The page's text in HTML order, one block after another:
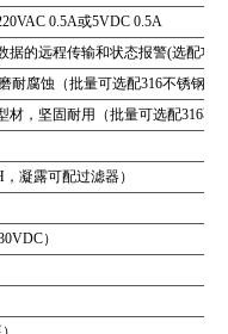
0.5A或5VDC 0.5A
据的远程传输和状态报警(选配功
耐腐蚀（批量可选配316不锈钢壳
材，坚固耐用（批量可选配316不
凝露可配过滤器）
）